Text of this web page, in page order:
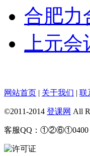
合肥力
上元
网站首页 | 关于我们 | 联
©2011-2014 登课网 All
客服QQ：①②⑥①0400